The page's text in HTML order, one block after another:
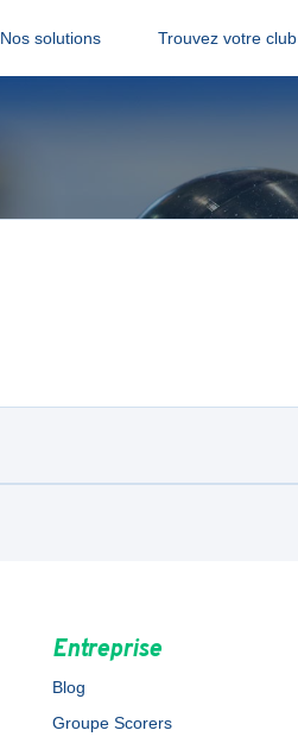
Nos solutions Trouvez votre club
Entreprise
Blog
Groupe Scorers